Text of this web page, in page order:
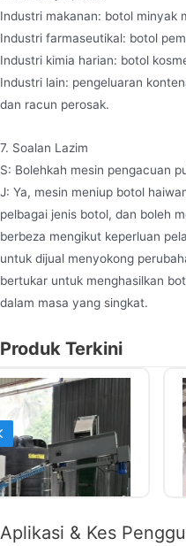
Industri makanan: botol minyak
Industri farmaseutikal: botol
Industri kimia harian: botol
Industri lain: pengeluaran
dan racun perosak.
7. Soalan Lazim
S: Bolehkah mesin pengacuan
J: Ya, mesin meniup botol
pelbagai jenis botol, dan boleh
berbeza mengikut keperluan
untuk dijual menyokong
bertukar untuk menghasilkan
dalam masa yang singkat.
Produk Terkini
Previous
Aplikasi & Kes